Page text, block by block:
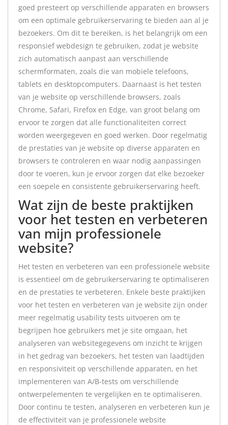
goed presteert op verschillende apparaten en browsers
om een optimale gebruikerservaring te bieden aan al je
bezoekers. Om dit te bereiken, is het belangrijk om een
responsief webdesign te gebruiken, zodat je website
zich automatisch aanpast aan verschillende
schermformaten, zoals die van mobiele telefoons,
tablets en desktopcomputers. Daarnaast is het testen
van je website op verschillende browsers, zoals
Chrome, Safari, Firefox en Edge, van groot belang om
ervoor te zorgen dat alle functionaliteiten correct
worden weergegeven en goed werken. Door regelmatig
de prestaties van je website op diverse apparaten en
browsers te controleren en waar nodig aanpassingen
door te voeren, kun je ervoor zorgen dat elke bezoeker
een soepele en consistente gebruikerservaring heeft.
Wat zijn de beste praktijken
voor het testen en verbeteren
van mijn professionele
website?
Het testen en verbeteren van een professionele website
is essentieel om de gebruikerservaring te optimaliseren
en de prestaties te verbeteren. Enkele beste praktijken
voor het testen en verbeteren van je website zijn onder
meer regelmatig usability tests uitvoeren om te
begrijpen hoe gebruikers met je site omgaan, het
analyseren van websitegegevens om inzicht te krijgen
in het gedrag van bezoekers, het testen van laadtijden
en responsiviteit op verschillende apparaten, en het
implementeren van A/B-tests om verschillende
ontwerpelementen te vergelijken en te optimaliseren.
Door continu te testen, analyseren en verbeteren kun je
de effectiviteit van je professionele website